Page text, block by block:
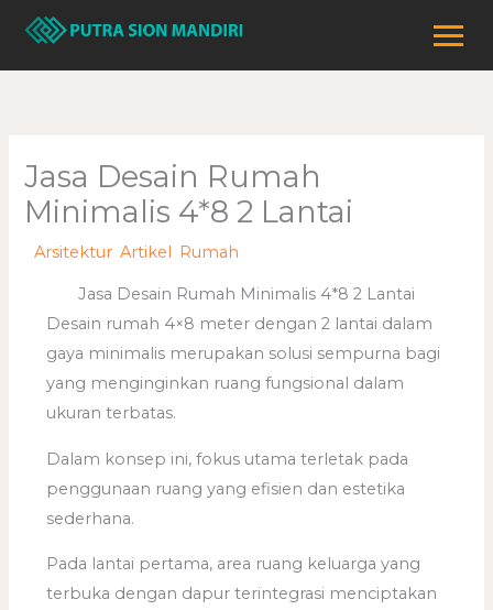
Lewati
konten
Jasa Desain Rumah
Minimalis 4*8 2 Lantai
/Arsitektur ,Artikel Rumah
Jasa Desain Rumah Minimalis 4*8 2 Lantai
Desain rumah 4×8 meter dengan 2 lantai dalam
gaya minimalis merupakan solusi sempurna bagi
yang menginginkan ruang fungsional dalam
ukuran terbatas.
Dalam konsep ini, fokus utama terletak pada
penggunaan ruang yang efisien dan estetika
sederhana.
Pada lantai pertama, area ruang keluarga yang
terbuka dengan dapur terintegrasi menciptakan